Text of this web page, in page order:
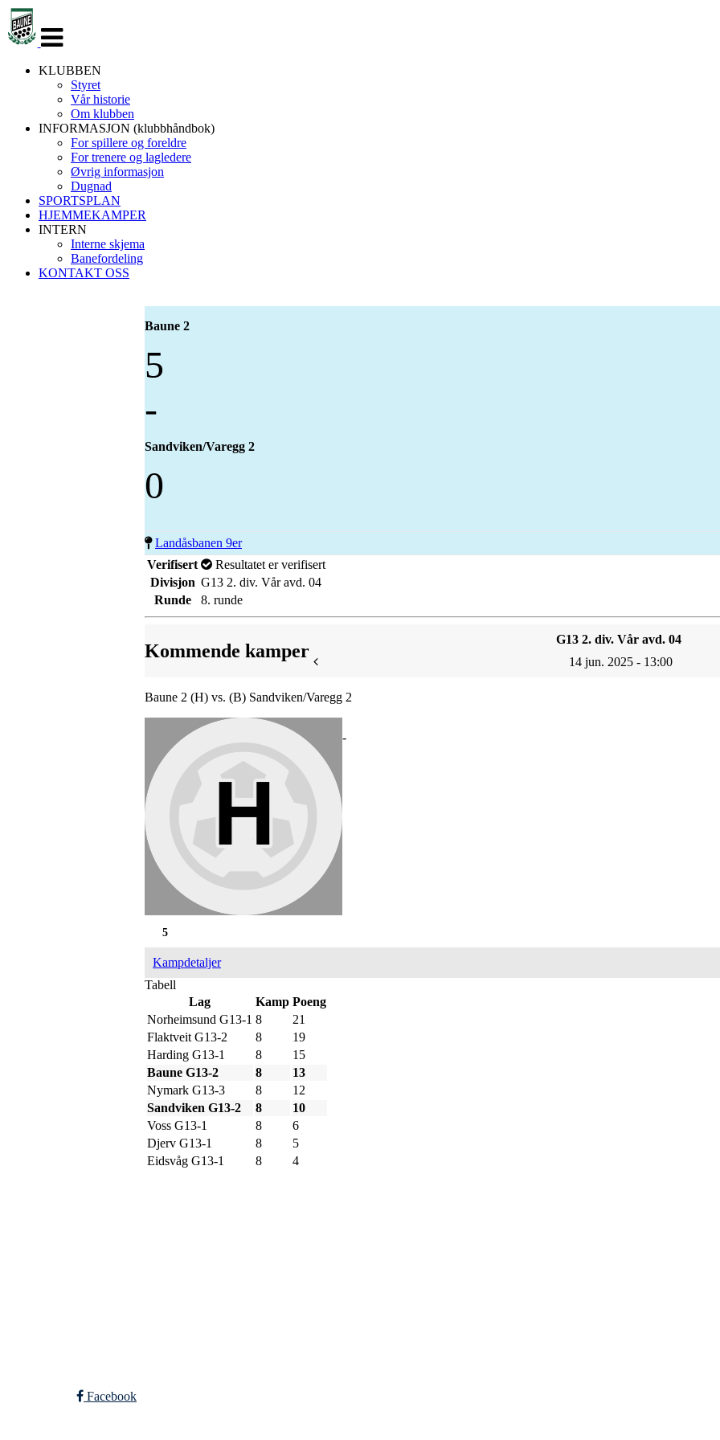
navigasjon
KLUBBEN
Styret
Vår historie
Om klubben
INFORMASJON (klubbhåndbok)
For spillere og foreldre
For trenere og lagledere
Øvrig informasjon
Dugnad
SPORTSPLAN
HJEMMEKAMPER
INTERN
Interne skjema
Banefordeling
KONTAKT OSS
Baune 2
5
-
Sandviken/Varegg 2
0
Landåsbanen 9er
Verifisert
Resultatet er verifisert
Divisjon G13 2. div. Vår avd. 04
Runde
8. runde
Kommende kamper
G13 2. div. Vår avd. 04
14 jun. 2025 - 13:00
Baune 2 (H) vs. (B) Sandviken/Varegg 2
-
5
Kampdetaljer
Tabell
Lag
Kamp Poeng
Norheimsund G13-1 8
21
Flaktveit G13-2
8
19
Harding G13-1
8
15
Baune G13-2
8
13
Nymark G13-3
8
12
Sandviken G13-2
8
10
Voss G13-1
8
6
Djerv G13-1
8
5
Eidsvåg G13-1
8 4
Facebook